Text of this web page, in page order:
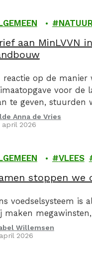
aan MinLVVN
reactie op de
voor de
te geven, stuurden
een
Anna de Vries
april 2026
VLEES
stoppen we
voedselsysteem is
maken
Willemsen
2026